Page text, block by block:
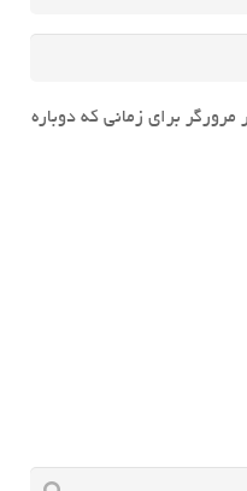
برای زمانی که دوباره